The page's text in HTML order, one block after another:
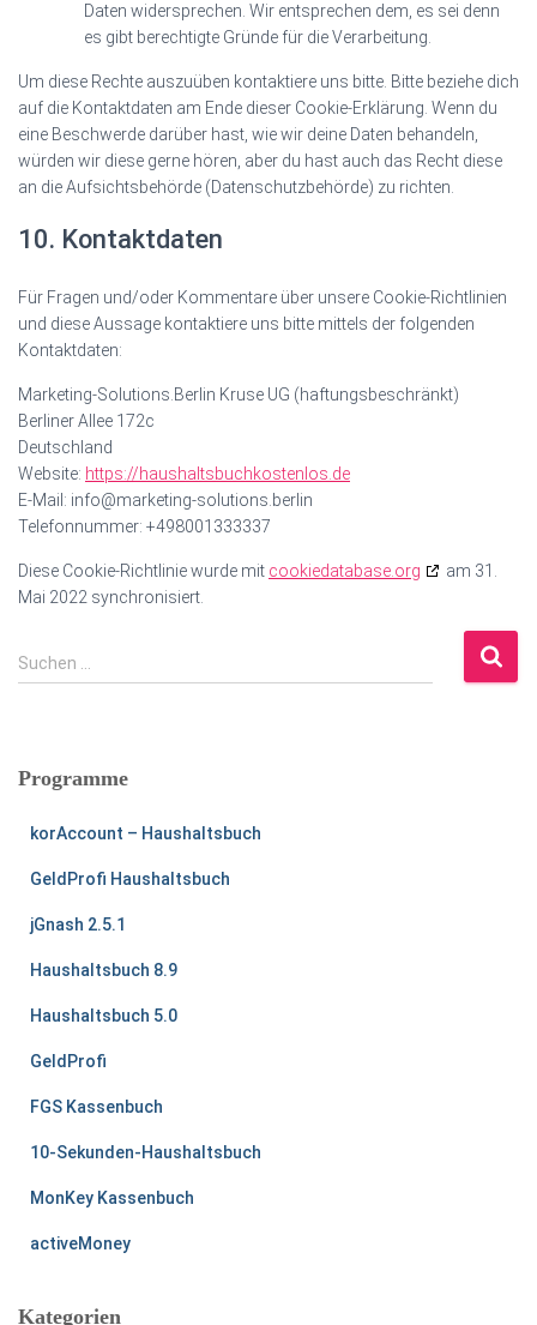
Daten widersprechen. Wir entsprechen dem, es sei denn
es gibt berechtigte Gründe für die Verarbeitung.
Um diese Rechte auszuüben kontaktiere uns bitte. Bitte beziehe dich
auf die Kontaktdaten am Ende dieser Cookie-Erklärung. Wenn du
eine Beschwerde darüber hast, wie wir deine Daten behandeln,
würden wir diese gerne hören, aber du hast auch das Recht diese
an die Aufsichtsbehörde (Datenschutzbehörde) zu richten.
10. Kontaktdaten
Für Fragen und/oder Kommentare über unsere Cookie-Richtlinien
und diese Aussage kontaktiere uns bitte mittels der folgenden
Kontaktdaten:
Marketing-Solutions.Berlin Kruse UG (haftungsbeschränkt)
Berliner Allee 172c
Deutschland
Website: https://haushaltsbuchkostenlos.de
E-Mail: info@marketing-solutions.berlin
Telefonnummer: +498001333337
Diese Cookie-Richtlinie wurde mit cookiedatabase.org
am 31.
Mai 2022 synchronisiert.
S
u
n
Suchen …
Programme
korAccount – Haushaltsbuch
GeldProfi Haushaltsbuch
jGnash 2.5.1
Haushaltsbuch 8.9
Haushaltsbuch 5.0
GeldProfi
FGS Kassenbuch
10-Sekunden-Haushaltsbuch
MonKey Kassenbuch
activeMoney
Kategorien